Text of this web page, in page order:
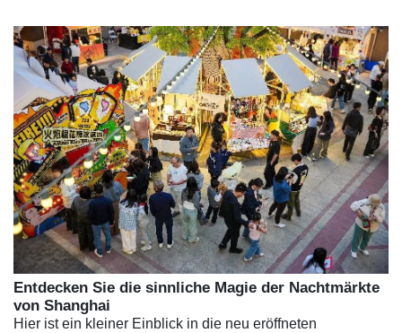
Entdecken Sie die sinnliche Magie der Nachtmärkte
von Shanghai
Hier ist ein kleiner Einblick in die neu eröffneten